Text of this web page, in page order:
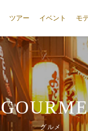
ツアー イベント モ
グルメ